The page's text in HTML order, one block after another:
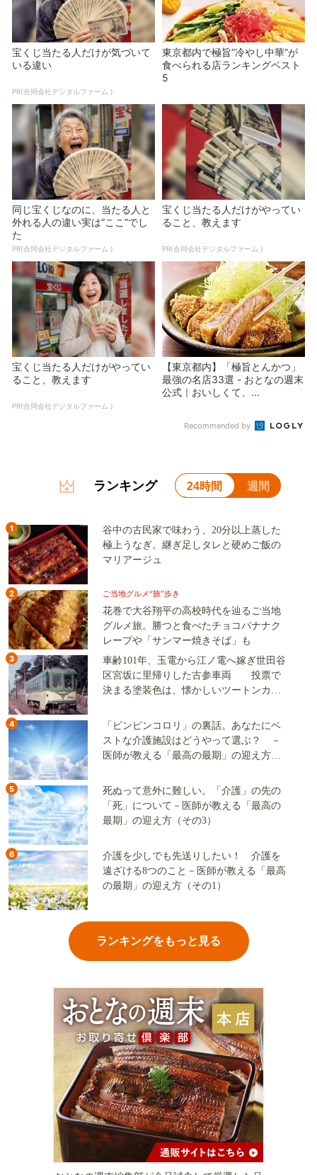
宝くじ当たる人だけが気づいて
いる違い
PR(合同会社デジタルファーム )
東京都内で極旨”冷やし中華”が
食べられる店ランキングベスト
5
同じ宝くじなのに、当たる人と
外れる人の違い実は“ここ”でし
た
PR(合同会社デジタルファーム )
宝くじ当たる人だけがやってい
ること、教えます
PR(合同会社デジタルファーム )
宝くじ当たる人だけがやってい
ること、教えます
PR(合同会社デジタルファーム )
【東京都内】「極旨とんかつ」
最強の名店33選 - おとなの週末
公式｜おいしくて、...
Recommended by
ランキング 24時間 週間
1
谷中の古民家で味わう、20分以上蒸した
極上うなぎ。継ぎ足しタレと硬めご飯の
マリアージュ
2 ご当地グルメ“旅”歩き
花巻で大谷翔平の高校時代を辿るご当地
グルメ旅。勝つと食べたチョコバナナク
レープや「サンマー焼きそば」も
3
車齢101年、玉電から江ノ電へ嫁ぎ世田谷
区宮坂に里帰りした古参車両 投票で
決まる塗装色は、懐かしいツートンカラ
4
「ピンピンコロリ」の裏話。あなたにベ
ストな介護施設はどうやって選ぶ？ －
医師が教える「最高の最期」の迎え方
5
死ぬって意外に難しい。「介護」の先の
「死」について－医師が教える「最高の
最期」の迎え方（その3）
6
介護を少しでも先送りしたい！ 介護を
遠ざける8つのこと－医師が教える「最高
の最期」の迎え方（その1）
ランキングをもっと見る